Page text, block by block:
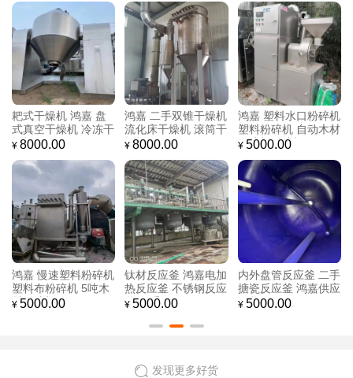
双锥干燥机
燥机 滚筒干
鸿嘉 塑料水口粉碎机
塑料粉碎机 自动木材
粉碎机粉碎机
5000.00
釜 鸿嘉电加
不锈钢反应
内外盘管反应釜 二手
搪瓷反应釜 鸿嘉供应
5000.00
二手不锈钢冻干机 鸿
嘉机械 全自动不锈钢
果蔬冻干机 欢迎咨询
8000.00
工业除
鸿嘉机
鸿嘉圆盘二手粉碎机
自动木材粉碎机 小型
粉碎颗粒机 出售
5000.00
鸿嘉供
锯末木
发现更多好货